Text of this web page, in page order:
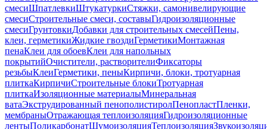
смесиШпатлевкиШтукатуркиСтяжки, самонивелирующие
смесиСтроительные смеси, составыГидроизоляционные
смесиГрунтовкиДобавки для строительных смесейПены,
клеи, герметикиЖидкие гвоздиГерметикиМонтажная
пенаКлеи для обоевКлеи для напольных
покрытийОчистители, растворителиФиксаторы
резьбыКлеиГерметики, пеныКирпичи, блоки, тротуарная
плиткаКирпичиСтроительные блокиТротуарная
плиткаИзоляционные материалыМинеральная
ватаЭкструдированный пенополистиролПенопластПленки,
мембраныОтражающая теплоизоляцияГидроизоляционные
лентыПоликарбонатШумоизоляцияТеплоизоляция